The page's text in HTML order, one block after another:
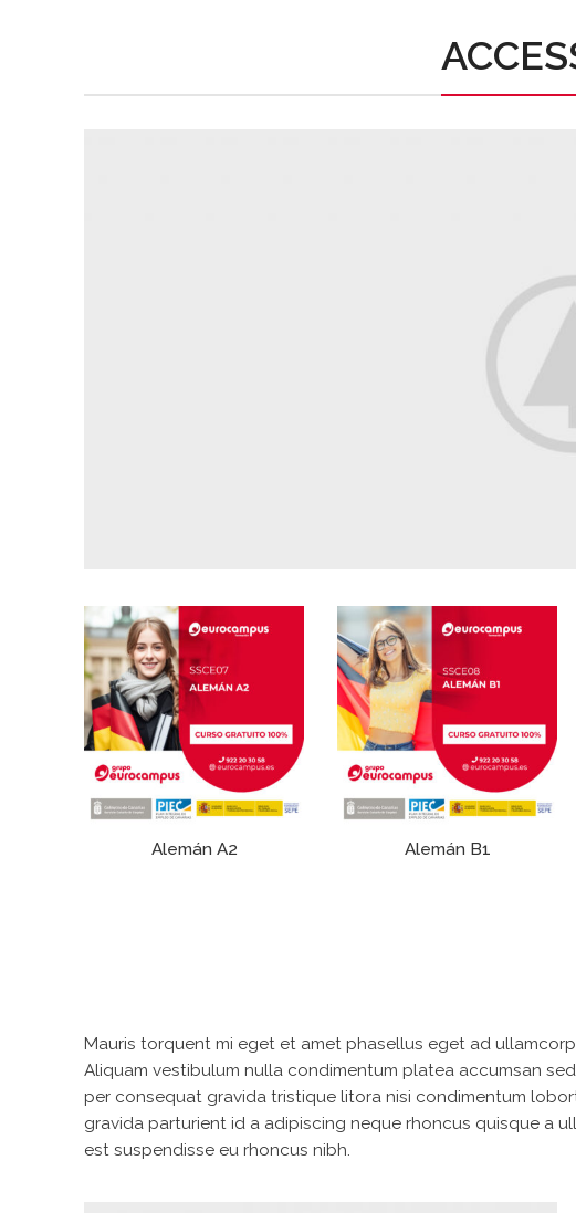
Alemán A2 Alemán B1
Mauris torquent mi eget et amet phasellus eget ad
Aliquam vestibulum nulla condimentum platea accumsan
per consequat gravida tristique litora nisi condimentum
gravida parturient id a adipiscing neque rhoncus quisque a
est suspendisse eu rhoncus nibh.